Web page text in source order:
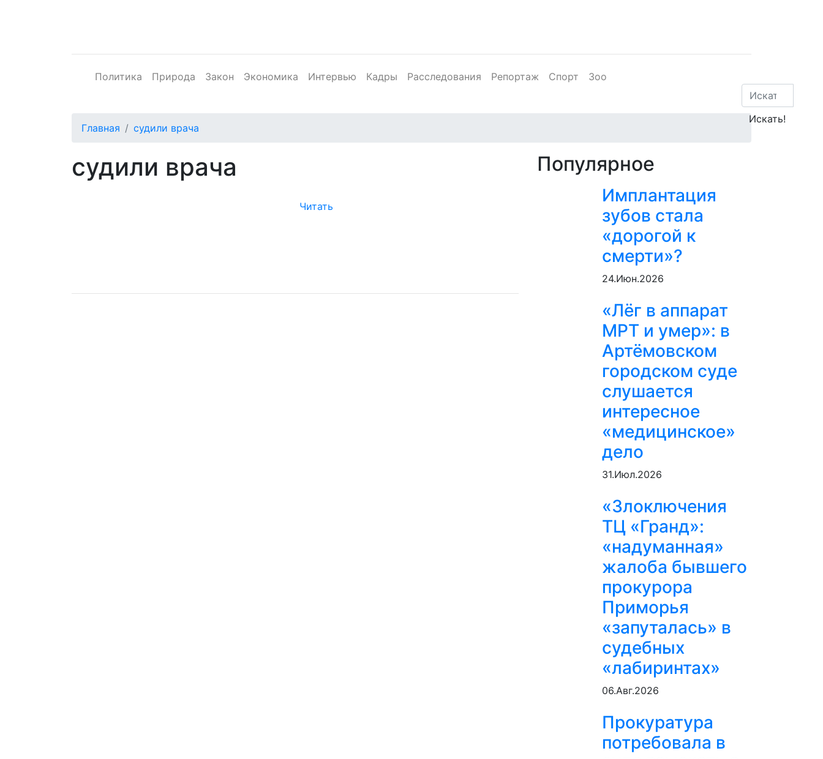
Политика Природа Закон Экономика Интервью Кадры Расследования Репортаж Спорт Зоо
Главная судили врача
судили врача
Читать
Популярное
Имплантация
зубов стала
«дорогой к
смерти»?
24.Июн.2026
«Лёг в аппарат
МРТ и умер»: в
Артёмовском
городском суде
слушается
интересное
«медицинское»
дело
31.Июл.2026
«Злоключения
ТЦ «Гранд»:
«надуманная»
жалоба бывшего
прокурора
Приморья
«запуталась» в
судебных
«лабиринтах»
06.Авг.2026
Прокуратура
потребовала в